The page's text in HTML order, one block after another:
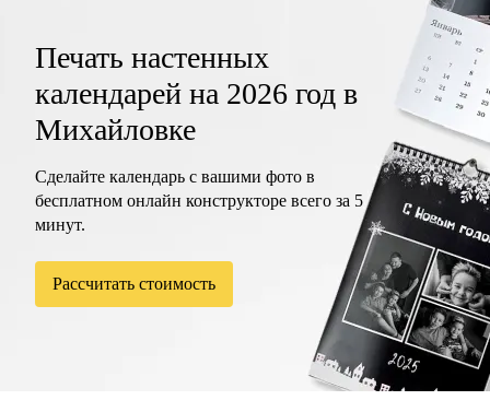
Печать настенных
календарей на 2026 год в
Михайловке
Сделайте календарь с вашими фото в
бесплатном онлайн конструкторе всего за 5
минут.
Рассчитать стоимость